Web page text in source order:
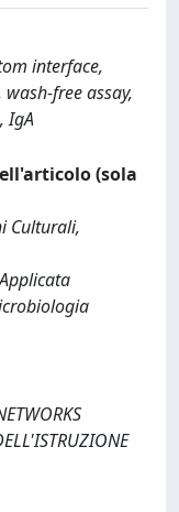
interface,
free assay,
IgA
(sola
Culturali,